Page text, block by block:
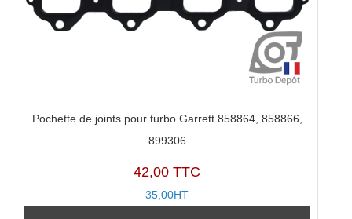
Pochette de joints pour turbo Garrett 858864, 858866,
899306
42,00 TTC
35,00HT